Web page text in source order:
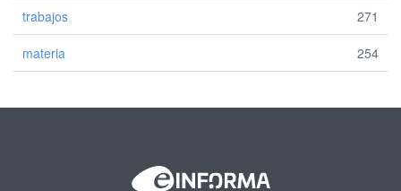
trabajos 271
materia 254